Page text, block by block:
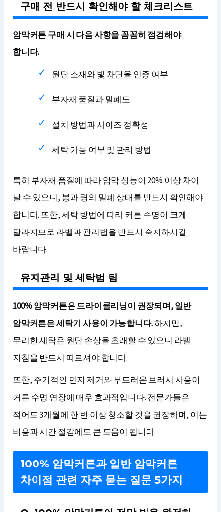
구매 전 반드시 확인해야 할 체크리스트
암막커튼 구매 시 다음 사항을 꼼꼼히 점검해야
합니다.
원단 소재와 빛 차단율 인증 여부
부자재 품질과 밀폐도
설치 방법과 사이즈 정확성
세탁 가능 여부 및 관리 방법
특히 부자재 품질에 따라 암막 성능이 20% 이상 차이
날 수 있으니, 봉과 링의 밀폐 상태를 반드시 확인해야
합니다. 또한, 세탁 방법에 따라 커튼 수명이 크게
달라지므로 라벨과 관리법을 반드시 숙지하시길
바랍니다.
유지관리 및 세탁법 팁
100% 암막커튼은 드라이클리닝이 권장되며, 일반
암막커튼은 세탁기 사용이 가능합니다.하지만,
무리한 세탁은 원단 손상을 초래할 수 있으니 라벨
지침을 반드시 따르셔야 합니다.
또한, 주기적인 먼지 제거와 부드러운 브러시 사용이
커튼 수명 연장에 매우 효과적입니다. 전문가들은
적어도 3개월에 한 번 이상 청소할 것을 권장하며, 이는
비용과 시간 절감에도 큰 도움이 됩니다.
100% 암막커튼과 일반 암막커튼
차이점 관련 자주 묻는 질문 5가지